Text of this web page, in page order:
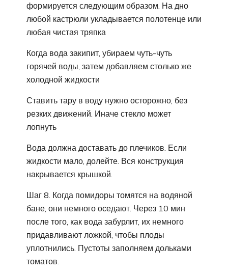
формируется следующим образом. На дно
любой кастрюли укладывается полотенце или
любая чистая тряпка
Когда вода закипит, убираем чуть-чуть
горячей воды, затем добавляем столько же
холодной жидкости
Ставить тару в воду нужно осторожно, без
резких движений. Иначе стекло может
лопнуть
Вода должна доставать до плечиков. Если
жидкости мало, долейте. Вся конструкция
накрывается крышкой.
Шаг 8. Когда помидоры томятся на водяной
бане, они немного оседают. Через 10 мин
после того, как вода забурлит, их немного
придавливают ложкой, чтобы плоды
уплотнились. Пустоты заполняем дольками
томатов.